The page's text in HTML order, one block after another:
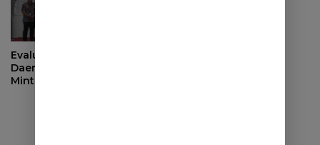
Evaluasi Pendapatan
Daerah, Bupati Sumedang
Minta OPD Perkuat Sinergi